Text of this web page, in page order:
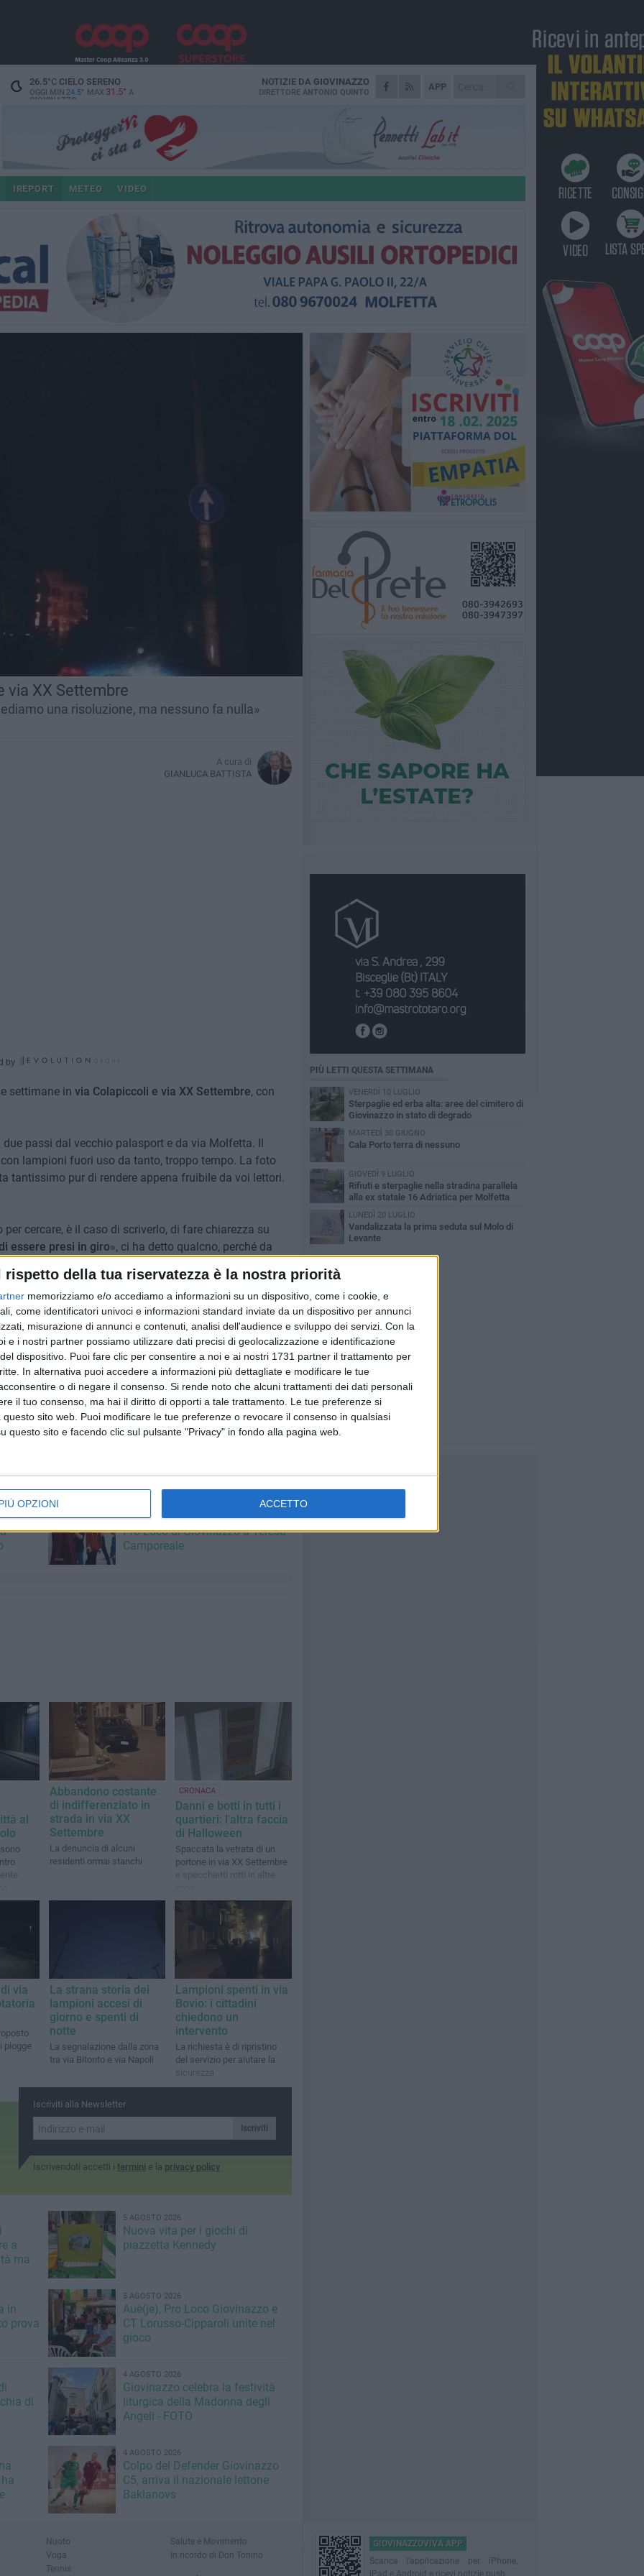
rispetto della tua riservatezza è la nostra priorità
memorizziamo e/o accediamo a informazioni su un dispositivo, come i cookie, e
come identificatori univoci e informazioni standard inviate da un dispositivo per annunci
misurazione di annunci e contenuti, analisi dell'audience e sviluppo dei servizi. Con la
e i nostri partner possiamo utilizzare dati precisi di geolocalizzazione e identificazione
dispositivo. Puoi fare clic per consentire a noi e ai nostri 1731 partner il trattamento per
In alternativa puoi accedere a informazioni più dettagliate e modificare le tue
o di negare il consenso. Si rende noto che alcuni trattamenti dei dati personali
il tuo consenso, ma hai il diritto di opporti a tale trattamento. Le tue preferenze si
sito web. Puoi modificare le tue preferenze o revocare il consenso in qualsiasi
questo sito e facendo clic sul pulsante "Privacy" in fondo alla pagina web.
OPZIONI ACCETTO
26.5°CCIELO SERENO
OGGI MIN 24.5° MAX 31.5° A
GIOVINAZZO
APP
NOTIZIE DA GIOVINAZZO
DIRETTORE ANTONIO QUINTO
IREPORT METEO VIDEO
via XX Settembre
una risoluzione, ma nessuno fa nulla»
A cura di
GIANLUCA BATTISTA
by
settimane in via Colapiccoli e via XX Settembre, con
due passi dal vecchio palasport e da via Molfetta. Il
lampioni fuori uso da tanto, troppo tempo. La foto
tantissimo pur di rendere appena fruibile da voi lettori.
cercare, è il caso di scriverlo, di fare chiarezza su
essere presi in giro», ci ha detto qualcno, perché da
altra gente -, ma nessuno dal Comune fa nulla.
di furti in appartamento o di auto è elevato».
in precedenza sottolineato l'impossibilità ad uscire di
stupida, però...che dirvi...sono sola ed avrei paura a
lumi (eh già...) all'Amministrazione comunale e
non appena avremo qualche risposta.
Corteo Storico, l'omaggio della
Pro Loco di Giovinazzo a Teresa
Camporeale
al
Abbandono costante
di indifferenziato in
strada in via XX
Settembre
La denuncia di alcuni
residenti ormai stanchi
CRONACA
Danni e botti in tutti i
quartieri: l'altra faccia
di Halloween
Spaccata la vetrata di un
portone in via XX Settembre
e specchietti rotti in altre
via
piogge
La strana storia dei
lampioni accesi di
giorno e spenti di
notte
La segnalazione dalla zona
tra via Bitonto e via Napoli
Lampioni spenti in via
Bovio: i cittadini
chiedono un
intervento
La richiesta è di ripristino
del servizio per aiutare la
sicurezza
Iscriviti alla Newsletter
Iscriviti
Iscrivendoti accetti i termini e la privacy policy
a
ma
5 AGOSTO 2026
Nuova vita per i giochi di
piazzetta Kennedy
in
prova
5 AGOSTO 2026
Auè(je), Pro Loco Giovinazzo e
CT Lorusso-Cipparoli unite nel
gioco
di
4 AGOSTO 2026
Giovinazzo celebra la festività
liturgica della Madonna degli
Angeli - FOTO
4 AGOSTO 2026
Colpo del Defender Giovinazzo
C5, arriva il nazionale lettone
Baklanovs
PIÙ LETTI QUESTA SETTIMANA
VENERDÌ 10 LUGLIO
Sterpaglie ed erba alta: aree del cimitero di
Giovinazzo in stato di degrado
MARTEDÌ 30 GIUGNO
Cala Porto terra di nessuno
GIOVEDÌ 9 LUGLIO
Rifiuti e sterpaglie nella stradina parallela
alla ex statale 16 Adriatica per Molfetta
LUNEDÌ 20 LUGLIO
Vandalizzata la prima seduta sul Molo di
Levante
Nuoto
Voga
Tennis
Salute e Movimento
In ricordo di Don Tonino
GIOVINAZZOVIVA APP
Scarica l'applicazione per iPhone,
iPad e Android e ricevi notizie push